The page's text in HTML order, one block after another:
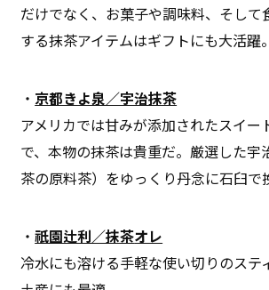
だけでなく、お菓子や調味料、そして
する抹茶アイテムはギフトにも大活躍。
・ 京都きよ泉／宇治抹茶
アメリカでは甘みが添加されたスイー
で、本物の抹茶は貴重だ。厳選した宇
茶の原料茶）をゆっくり丹念に石臼で
・祇園辻利／抹茶オレ
冷水にも溶ける手軽な使い切りのステ